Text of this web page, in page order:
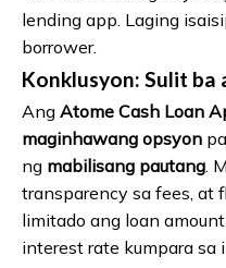
lending app. Laging
borrower.
Konklusyon: Sulit ba
Ang Atome Cash Loan
maginhawang opsyon
ng mabilisang pautang .
transparency sa fees, at
limitado ang loan
interest rate kumpara sa